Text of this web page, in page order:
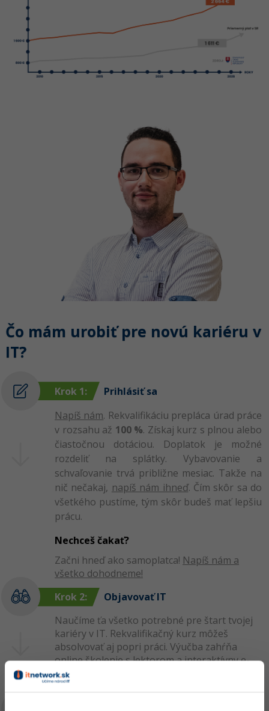
Čo mám urobiť pre novú kariéru v
IT?
Krok 1:
Prihlásiť sa
Napíš nám. Rekvalifikáciu prepláca úrad práce
v rozsahu až 100 %. Získaj kurz s plnou alebo
čiastočnou dotáciou. Doplatok je možné
rozdeliť na splátky. Vybavovanie a
schvaľovanie trvá približne mesiac. Takže na
nič nečakaj, napíš nám ihneď. Čím skôr sa do
všetkého pustíme, tým skôr budeš mať lepšiu
prácu.
Nechceš čakať?
Začni hneď ako samoplatca! Napíš nám a
všetko dohodneme!
Krok 2:
Objavovať IT
Naučíme ťa všetko potrebné pre štart tvojej
kariéry v IT. Rekvalifikačný kurz môžeš
absolvovať aj popri práci. Výučba zahŕňa
online školenie s lektorom a interaktívny e-
learning. Neboj sa, všetko bude jednoduchšie,
než si teraz myslíš.